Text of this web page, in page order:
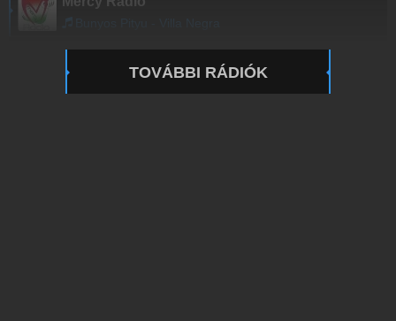
TOVÁBBI RÁDIÓK